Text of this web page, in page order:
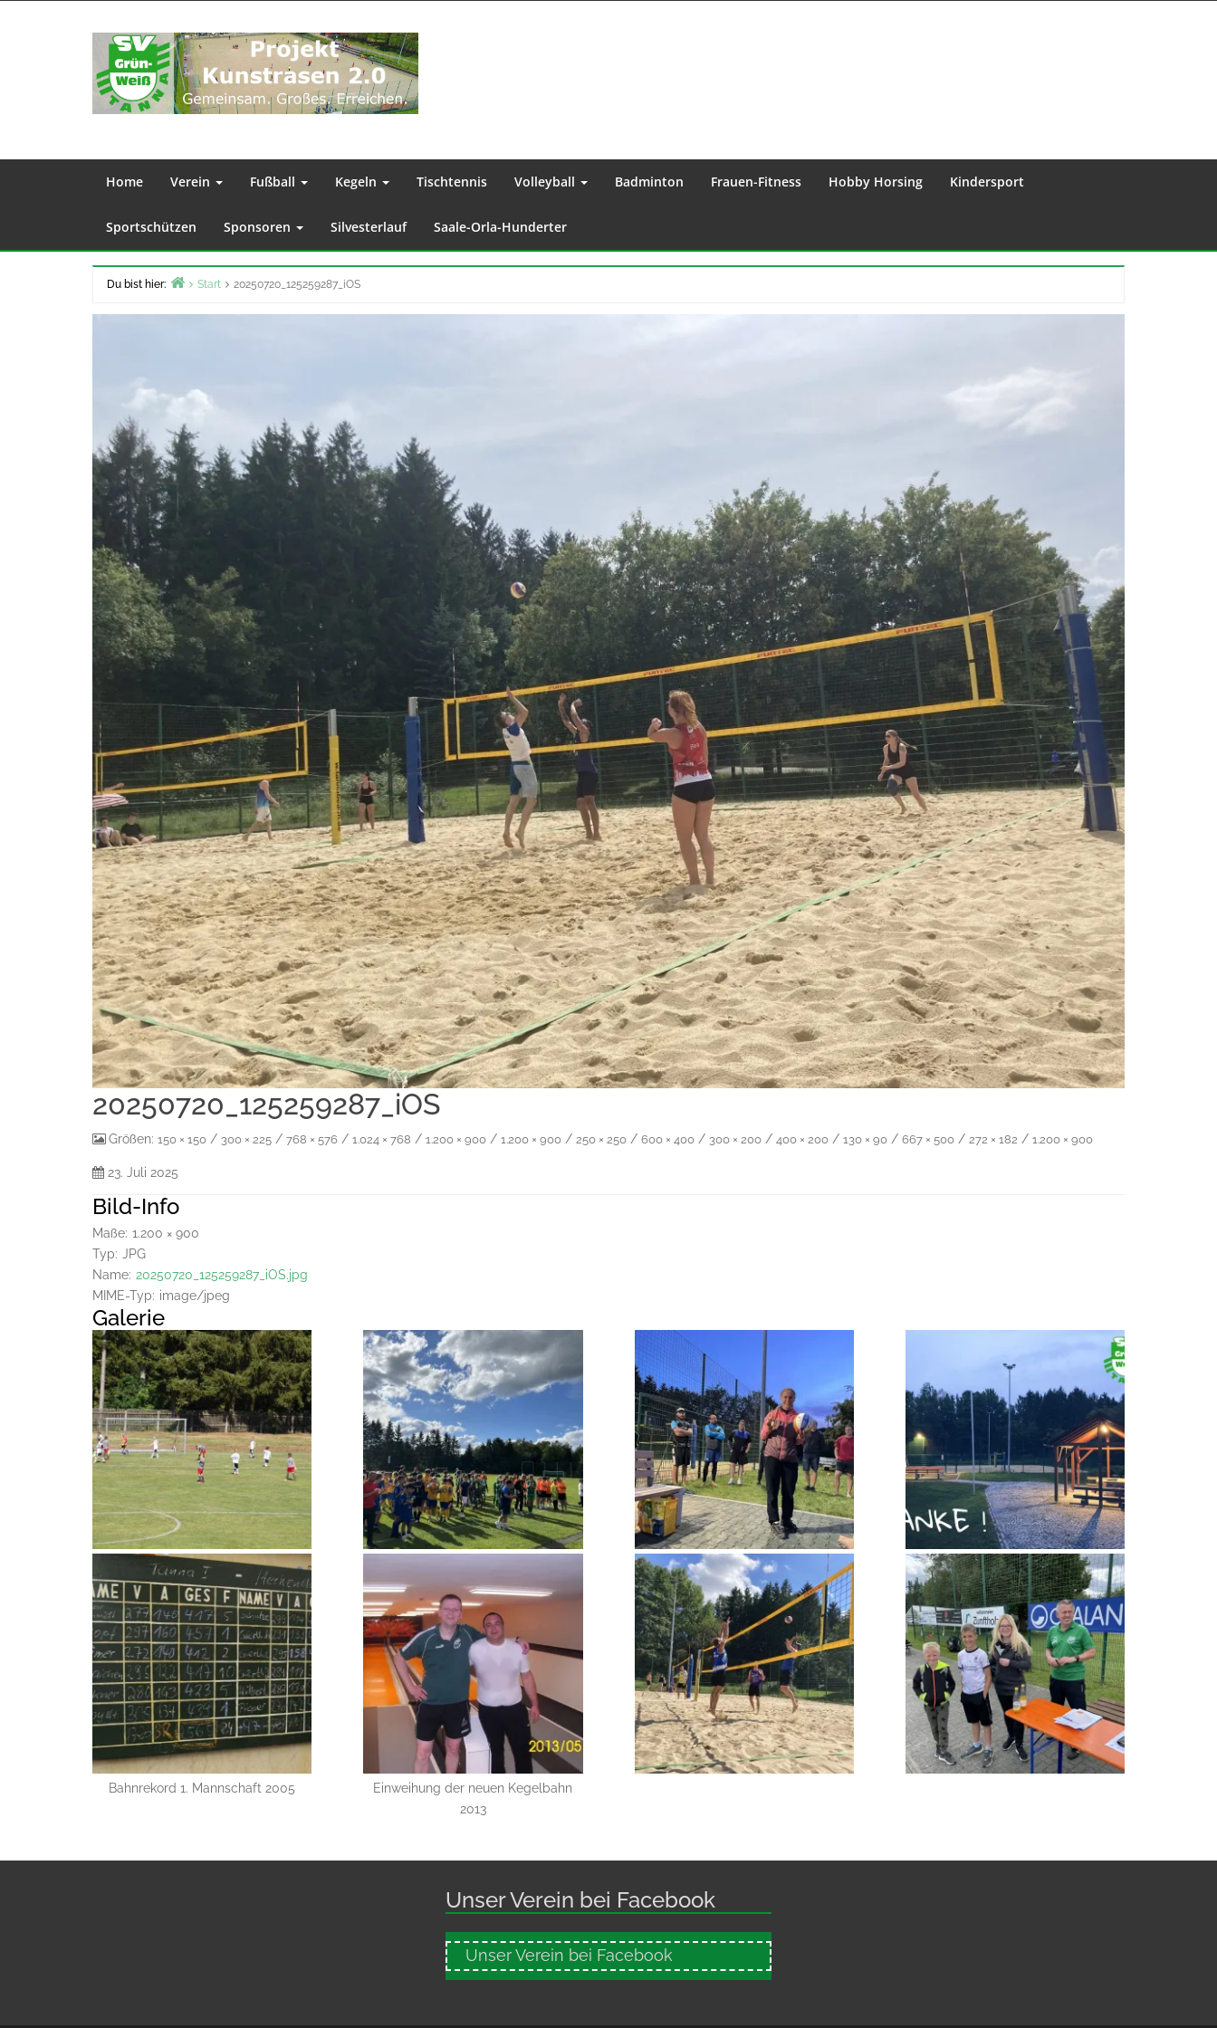
Home Verein Fußball Kegeln Tischtennis Volleyball Badminton Frauen-Fitness Hobby Horsing Kindersport
Sportschützen Sponsoren Silvesterlauf Saale-Orla-Hunderter
Du bist hier: Start 20250720_125259287_iOS
20250720_125259287_iOS
Größen: 150 × 150 / 300 × 225 / 768 × 576 / 1.024 × 768 / 1.200 × 900 / 1.200 × 900 / 250 × 250 / 600 × 400 / 300 × 200 / 400 × 200 / 130 × 90 / 667 × 500 / 272 × 182 / 1.200 × 900
23. Juli 2025
Bild-Info
Maße: 1.200 × 900
Typ: JPG
Name: 20250720_125259287_iOS.jpg
MIME-Typ: image/jpeg
Galerie
Bahnrekord 1. Mannschaft 2005
Einweihung der neuen Kegelbahn
2013
Unser Verein bei Facebook
Unser Verein bei Facebook